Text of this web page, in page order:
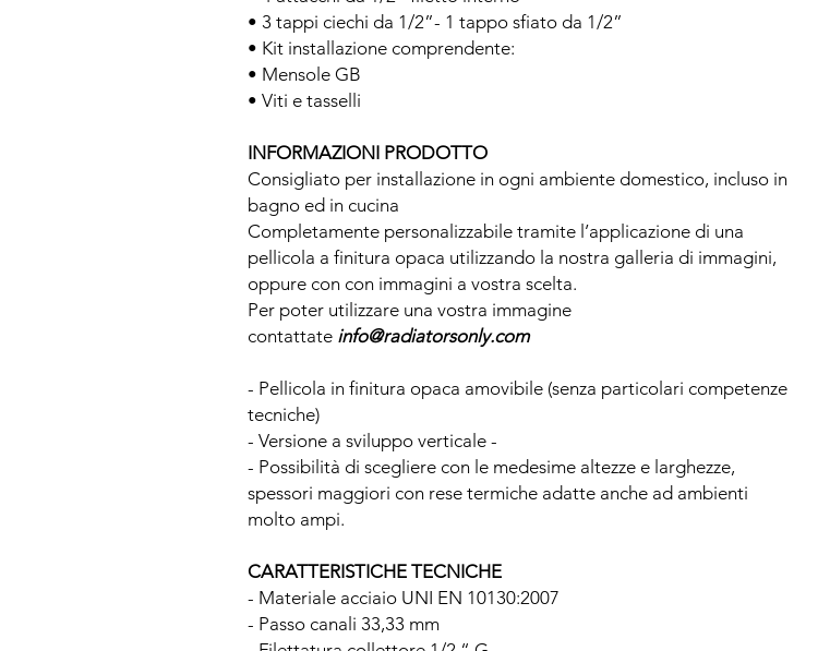
• 3 tappi ciechi da 1/2”- 1 tappo sfiato da 1/2”
• Kit installazione comprendente:
• Mensole GB
• Viti e tasselli
INFORMAZIONI PRODOTTO
Consigliato per installazione in ogni ambiente domestico, incluso in
bagno ed in cucina
Completamente personalizzabile tramite l’applicazione di una
pellicola a finitura opaca utilizzando la nostra galleria di immagini,
oppure con con immagini a vostra scelta.
Per poter utilizzare una vostra immagine
contattate info@radiatorsonly.com
- Pellicola in finitura opaca amovibile (senza particolari competenze
tecniche)
- Versione a sviluppo verticale -
- Possibilità di scegliere con le medesime altezze e larghezze,
spessori maggiori con rese termiche adatte anche ad ambienti
molto ampi.
CARATTERISTICHE TECNICHE
- Materiale acciaio UNI EN 10130:2007
- Passo canali 33,33 mm